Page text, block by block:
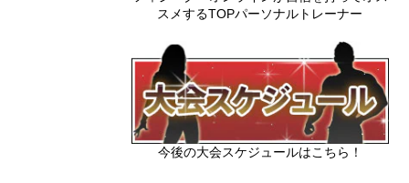
スメするTOPパーソナルトレーナー
今後の大会スケジュールはこちら！